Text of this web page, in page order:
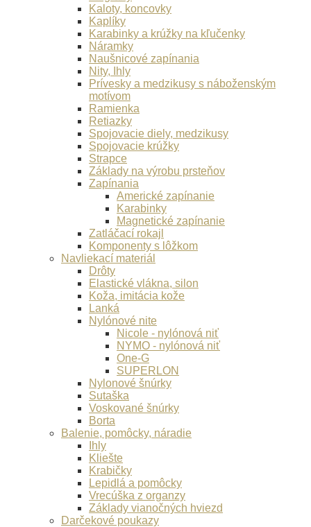
Kaloty, koncovky
Kaplíky
Karabinky a krúžky na kľučenky
Náramky
Naušnicové zapínania
Nity, Ihly
Prívesky a medzikusy s náboženským
motívom
Ramienka
Retiazky
Spojovacie diely, medzikusy
Spojovacie krúžky
Strapce
Základy na výrobu prsteňov
Zapínania
Americké zapínanie
Karabinky
Magnetické zapínanie
Zatláčací rokajl
Komponenty s lôžkom
Navliekací materiál
Drôty
Elastické vlákna, silon
Koža, imitácia kože
Lanká
Nylónové nite
Nicole - nylónová niť
NYMO - nylónová niť
One-G
SUPERLON
Nylonové šnúrky
Sutaška
Voskované šnúrky
Borta
Balenie, pomôcky, náradie
Ihly
Kliešte
Krabičky
Lepidlá a pomôcky
Vrecúška z organzy
Základy vianočných hviezd
Darčekové poukazy